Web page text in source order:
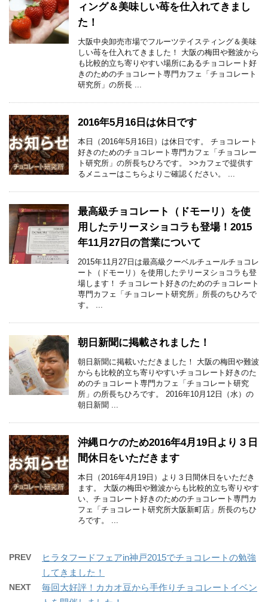
ィング＆美味しい苺を仕入れてきまし
た！
大阪中央卸売市場でフルーツテイスティング＆美味
しい苺を仕入れてきました！ 大阪の梅田や難波から
も比較的立ち寄りやすい場所にあるチョコレート好
きのためのチョコレート専門カフェ「チョコレート
研究所」の所長 ...
2016年5月16日は休日です
本日（2016年5月16日）は休日です。 チョコレート
好きのためのチョコレート専門カフェ「チョコレー
ト研究所」の所長ちひろです。 >>カフェで提供す
るメニューはこちらよりご確認ください。 ...
最高級チョコレート（ドモーリ）を使
用したテリーヌショコラも登場！2015
年11月27日の営業について
2015年11月27日は最高級クーベルチュールチョコレ
ート（ドモーリ）を使用したテリーヌショコラも登
場します！ チョコレート好きのためのチョコレート
専門カフェ「チョコレート研究所」所長のちひろで
す。 ...
朝日新聞に掲載されました！
朝日新聞に掲載いただきました！ 大阪の梅田や難波
からも比較的立ち寄りやすいチョコレート好きのた
めのチョコレート専門カフェ「チョコレート研究
所」の所長ちひろです。 2016年10月12日（水）の
朝日新聞 ...
沖縄ロケのため2016年4月19日より３日
間休日をいただきます
本日（2016年4月19日）より３日間休日をいただき
ます。 大阪の梅田や難波からも比較的立ち寄りやす
い、チョコレート好きのためのチョコレート専門カ
フェ「チョコレート研究所大阪新町店」所長のちひ
ろです。 ...
PREV
ヒラタフードフェアin神戸2015でチョコレートの勉強
してきました！
NEXT
毎回大好評！カカオ豆から手作りチョコレートイベン